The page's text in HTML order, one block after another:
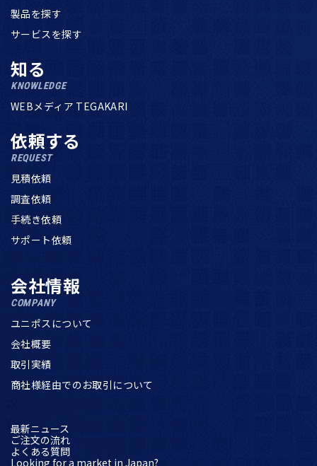
製品を探す
サービスを探す
知る
KNOWLEDGE
WEBメディア TEGAKARI
依頼する
REQUEST
見積依頼
調査依頼
手続き依頼
サポート依頼
会社情報
COMPANY
ユニポスについて
会社概要
取引実績
商社様経由でのお取引について
最新ニュース
ご注文の流れ
よくある質問
Looking for a market in Japan?